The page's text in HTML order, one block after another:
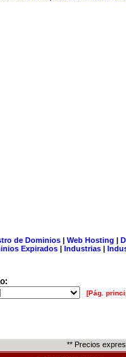
de Dominios| Web Hosting |
Expirados | Industrias |
[Pág.
** Precios